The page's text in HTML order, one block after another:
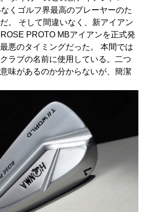
くゴルフ界最高のプレーヤーのた
。 そして間違いなく、新アイアン
PROTO MBアイアンを正式発
悪のタイミングだった。 本間では
ラブの名前に使用している。二つ
味があるのか分からないが、簡潔
のおすすめ
ーム
使命
とは？